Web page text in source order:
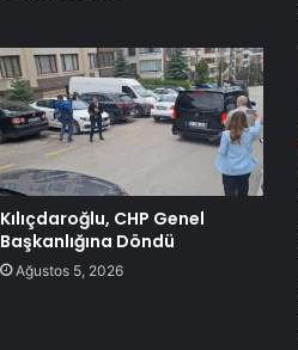
Kılıçdaroğlu, CHP Genel
Başkanlığına Döndü
Ağustos 5, 2026